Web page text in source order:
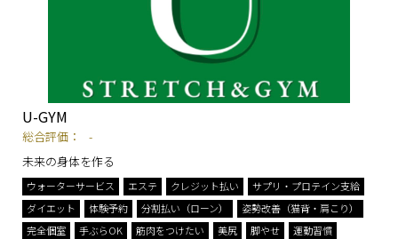
U-GYM
総合評価：
-
未来の身体を作る
ウォーターサービス エステ クレジット払い
サプリ・プロテイン支給
ダイエット
体験予約 分割払い（ローン）
姿勢改善（猫背・肩こり）
完全個室
手ぶらOK 筋肉をつけたい 美尻 脚やせ
運動習慣